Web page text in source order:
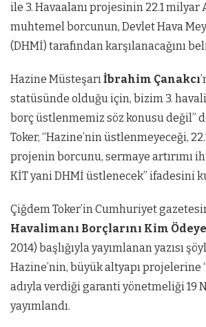
ile 3. Havaalanı projesinin 22.1 milyar
muhtemel borcunun, Devlet Hava
(DHMİ) tarafından karşılanacağını
Hazine Müsteşarıİbrahim Çanakcı
statüsünde olduğu için, bizim 3.
borç üstlenmemiz söz konusu değil”
Toker, “Hazine’nin üstlenmeyeceği,
projenin borcunu, sermaye artırımı
KİT yani DHMİ üstlenecek” ifadesini
Çiğdem Toker’in Cumhuriyet
Havalimanı Borçlarını Kim
2014) başlığıyla yayımlanan yazısı
Hazine’nin, büyük altyapı projelerine
adıyla verdiği garanti yönetmeliği 19
yayımlandı.